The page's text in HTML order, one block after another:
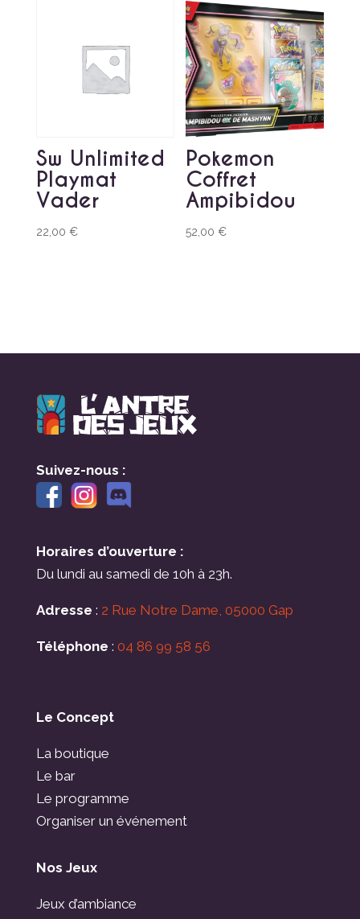
Sw Unlimited
Playmat
Vader
22,00 €
Pokemon
Coffret
Ampibidou
52,00€
Suivez-nous :
Horaires d’ouverture :
Du lundi au samedi de 10h à 23h.
Adresse : 2 Rue Notre Dame, 05000 Gap
Téléphone : 04 86 99 58 56
Le Concept
La boutique
Le bar
Le programme
Organiser un événement
Nos Jeux
Jeux d’ambiance